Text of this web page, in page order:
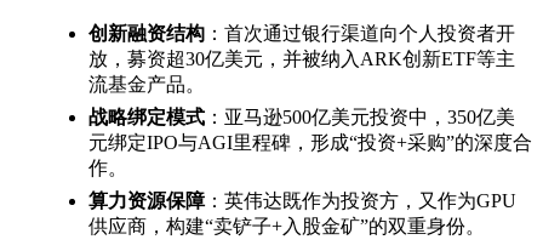
创新融资结构 ：首次通过银行渠道向个人投资者开
放，募资超30亿美元，并被纳入ARK创新ETF等主
流基金产品。
战略绑定模式 ：亚马逊500亿美元投资中，350亿美
元绑定IPO与AGI里程碑，形成“投资+采购”的深度合
作。
算力资源保障：英伟达既作为投资方，又作为GPU
供应商，构建“卖铲子+入股金矿”的双重身份。